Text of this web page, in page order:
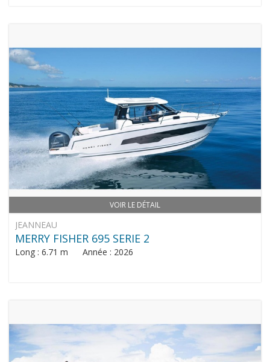
VOIR LE DÉTAIL
JEANNEAU
MERRY FISHER 695 SERIE 2
Long : 6.71 m Année : 2026